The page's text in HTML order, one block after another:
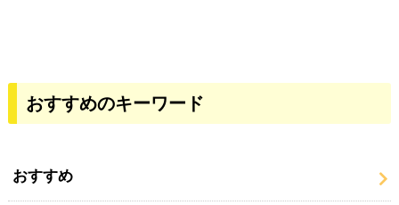
おすすめのキーワード
おすすめ